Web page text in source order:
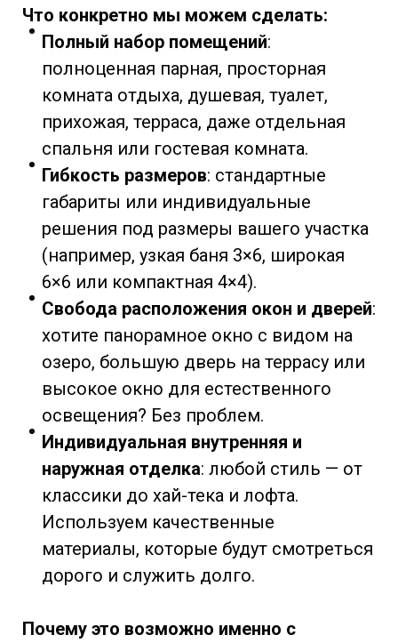
Что конкретно мы можем сделать:
Полный набор помещений:
полноценная парная, просторная
комната отдыха, душевая, туалет,
прихожая, терраса, даже отдельная
спальня или гостевая комната.
Гибкость размеров: стандартные
габариты или индивидуальные
решения под размеры вашего участка
(например, узкая баня 3×6, широкая
6×6 или компактная 4×4).
Свобода расположения окон и дверей:
хотите панорамное окно с видом на
озеро, большую дверь на террасу или
высокое окно для естественного
освещения? Без проблем.
Индивидуальная внутренняя и
наружная отделка: любой стиль — от
классики до хай-тека и лофта.
Используем качественные
материалы, которые будут смотреться
дорого и служить долго.
Почему это возможно именно с